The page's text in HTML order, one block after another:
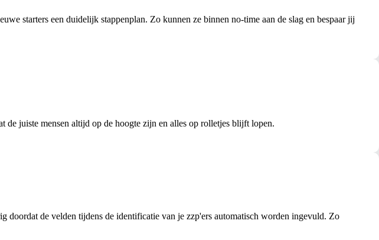
starters een duidelijk stappenplan. Zo kunnen ze binnen no-time aan de slag en bespaar jij
de juiste mensen altijd op de hoogte zijn en alles op rolletjes blijft lopen.
de velden tijdens de identificatie van je zzp'ers automatisch worden ingevuld. Zo